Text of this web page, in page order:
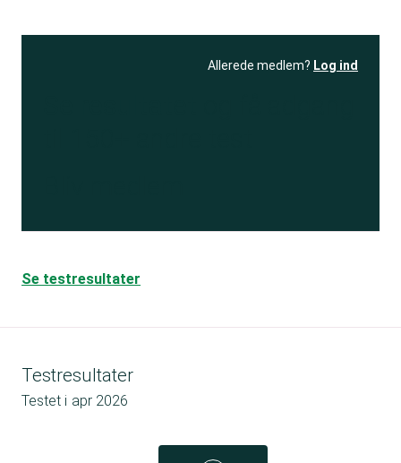
Allerede medlem? Log ind
Se testresultater
Testresultater
Testet i apr 2026